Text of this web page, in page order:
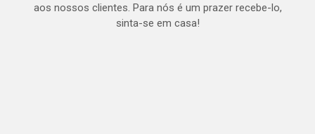
aos nossos clientes. Para nós é um prazer recebe-lo,
sinta-se em casa!